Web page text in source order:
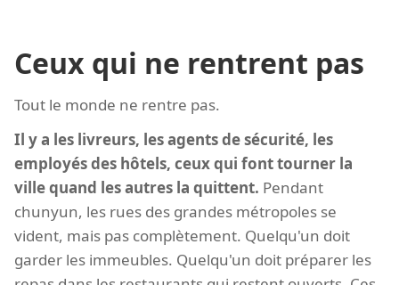
Ceux qui ne rentrent pas
Tout le monde ne rentre pas.
Il y a les livreurs, les agents de sécurité, les
employés des hôtels, ceux qui font tourner la
ville quand les autres la quittent. Pendant
chunyun, les rues des grandes métropoles se
vident, mais pas complètement. Quelqu'un doit
garder les immeubles. Quelqu'un doit préparer les